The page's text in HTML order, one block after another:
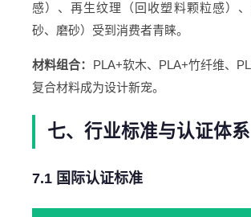
感）、再生纹理（回收塑料颗粒感）
砂、磨砂）受到消费者青睐。
材料组合： PLA+软木、PLA+竹纤维、
复合材料成为设计新宠。
七、行业标准与认证体系
7.1 国际认证标准